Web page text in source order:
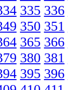
335 336
350 351
365 366
380 381
395 396